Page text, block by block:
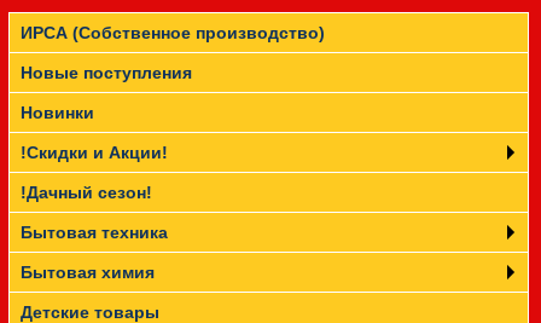
Ассортимент Бренды Вакансии
Прайс-лист
ИРСА (Собственное производство)
Новые поступления
Новинки
!Скидки и Акции!
!Дачный сезон!
Бытовая техника
Бытовая химия
Детские товары